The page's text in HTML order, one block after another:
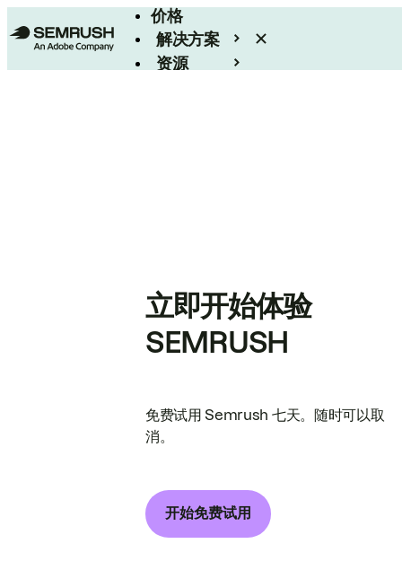
价格
解决方案
资源
立即开始体验
SEMRUSH
免费试用 Semrush 七天。随时可以取
消。
开始免费试用